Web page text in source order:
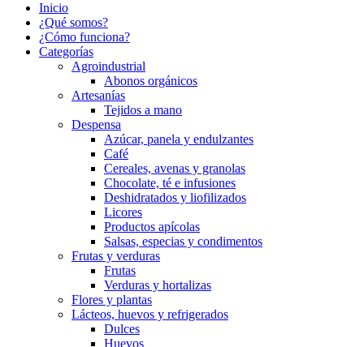
Inicio
¿Qué somos?
¿Cómo funciona?
Categorías
Agroindustrial
Abonos orgánicos
Artesanías
Tejidos a mano
Despensa
Azúcar, panela y endulzantes
Café
Cereales, avenas y granolas
Chocolate, té e infusiones
Deshidratados y liofilizados
Licores
Productos apícolas
Salsas, especias y condimentos
Frutas y verduras
Frutas
Verduras y hortalizas
Flores y plantas
Lácteos, huevos y refrigerados
Dulces
Huevos